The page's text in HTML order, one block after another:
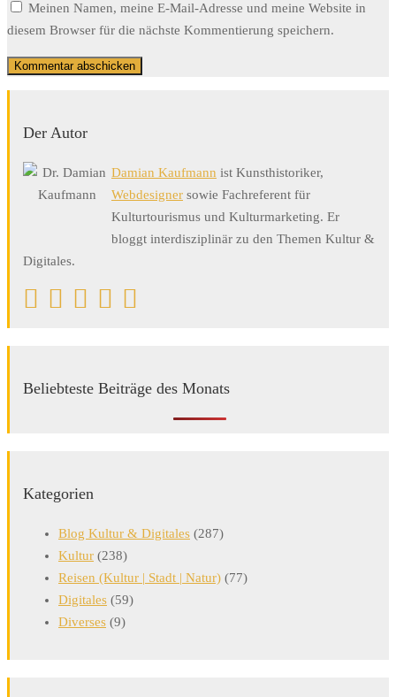
Meinen Namen, meine E-Mail-Adresse und meine Website in
diesem Browser für die nächste Kommentierung speichern.
Der Autor
Damian Kaufmann ist Kunsthistoriker,
Webdesigner sowie Fachreferent für
Kulturtourismus und Kulturmarketing. Er
bloggt interdisziplinär zu den Themen Kultur &
Digitales.
Beliebteste Beiträge des Monats
Kategorien
Blog Kultur & Digitales (287)
Kultur (238)
Reisen (Kultur | Stadt | Natur) (77)
Digitales (59)
Diverses (9)